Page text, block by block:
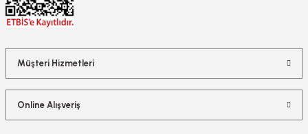
Müşteri Hizmetleri
Online Alışveriş